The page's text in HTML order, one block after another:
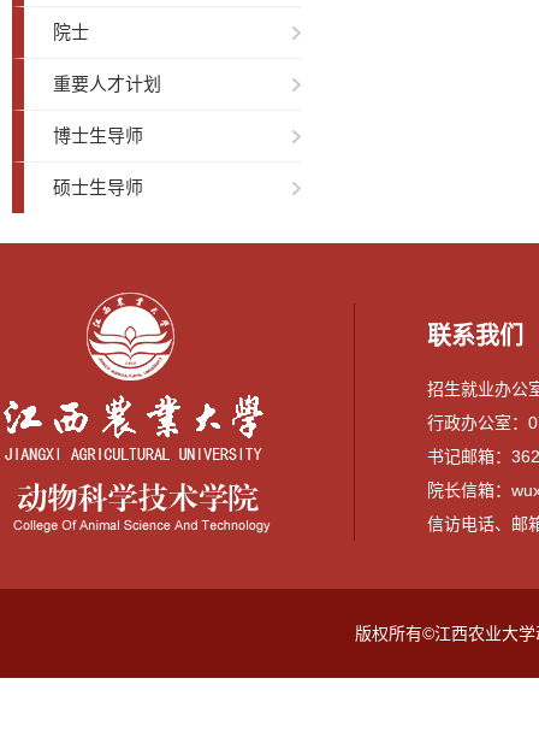
院士
重要人才计划
博士生导师
硕士生导师
联系我们
招生就业办公
行政办公室：
书记邮箱：
院长信箱：
信访电话、邮
版权所有©江西农业大